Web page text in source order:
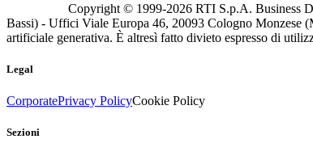
Copyright © 1999-2026 RTI S.p.A. Business
Bassi) - Uffici Viale Europa 46, 20093 Cologno Monzese
artificiale generativa. È altresì fatto divieto espresso di
Legal
CorporatePrivacy PolicyCookie Policy
Sezioni